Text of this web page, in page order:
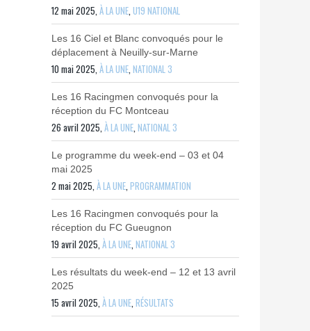
12 mai 2025,À LA UNE,U19 NATIONAL
Les 16 Ciel et Blanc convoqués pour le
déplacement à Neuilly-sur-Marne
10 mai 2025,À LA UNE,NATIONAL 3
Les 16 Racingmen convoqués pour la
réception du FC Montceau
26 avril 2025,À LA UNE,NATIONAL 3
Le programme du week-end – 03 et 04
mai 2025
2 mai 2025,À LA UNE,PROGRAMMATION
Les 16 Racingmen convoqués pour la
réception du FC Gueugnon
19 avril 2025,À LA UNE,NATIONAL 3
Les résultats du week-end – 12 et 13 avril
2025
15 avril 2025,À LA UNE,RÉSULTATS